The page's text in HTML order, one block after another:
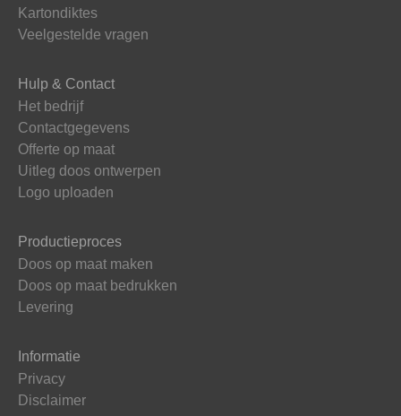
Kartondiktes
Veelgestelde vragen
Hulp & Contact
Het bedrijf
Contactgegevens
Offerte op maat
Uitleg doos ontwerpen
Logo uploaden
Productieproces
Doos op maat maken
Doos op maat bedrukken
Levering
Informatie
Privacy
Disclaimer